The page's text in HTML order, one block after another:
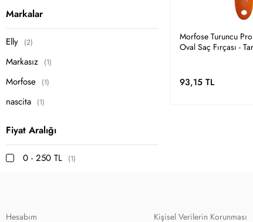
Saç Fırçası ve Tarak
Saç Açıcı Sprey
Saç Bakım Seti
Saç Toniği
Markalar
Elly (2)
Markasız (1)
Morfose (1)
nascita (1)
Fiyat Aralığı
0 - 250 TL (1)
Morfose Turuncu
Oval Saç Fırçası -
93,15 TL
Hesabım Kişisel Verilerin Korunması